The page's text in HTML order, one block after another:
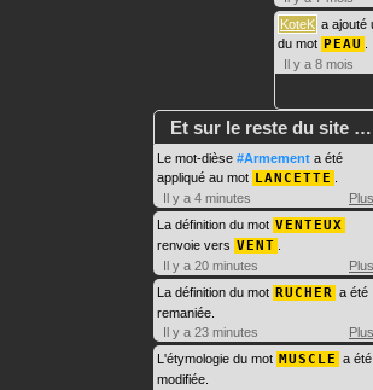
KoteK a ajouté
du mot PEAU
Il y a 8 mois
Et sur le reste du site …
Le mot-dièse #Armement a été
appliqué au mot LANCETTE
Il y a 4 minutes
La définition du mot VENTEUX
renvoie vers VENT
Il y a 20 minutes
La définition du mot RUCHER a été
remaniée.
Il y a 23 minutes
L'étymologie du mot MUSCLE a été
modifiée.